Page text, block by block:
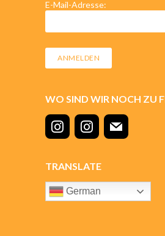
E-Mail-Adresse:
WO SIND WIR NOCH ZU
TRANSLATE
German